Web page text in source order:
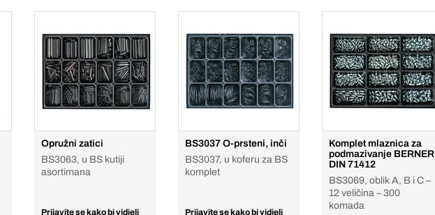
Opružni zatici
BS3063, u BS kutiji
asortimana
Prijavite se kako bi vidjeli
BS3037 O-prsteni, inči
BS3037, u koferu za BS
komplet
Prijavite se kako bi vidjeli
Komplet mlaznica za
podmazivanje BERNER
DIN 71412
BS3069, oblik A, B i C –
12 veličina – 300
komada